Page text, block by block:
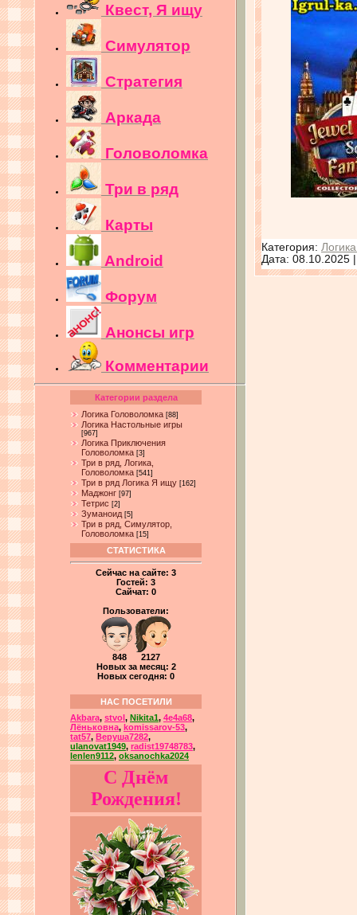
Квест, Я ищу
Симулятор
Стратегия
Аркада
Головоломка
Три в ряд
Карты
Android
Форум
Анонсы игр
Комментарии
Категории раздела
Логика Головоломка [88]
Логика Настольные игры
[967]
Логика Приключения
Головоломка [3]
Три в ряд, Логика,
Головоломка [541]
Три в ряд Логика Я ищу [162]
Маджонг [97]
Тетрис [2]
Зуманоид [5]
Три в ряд, Симулятор,
Головоломка [15]
СТАТИСТИКА
Сейчас на сайте: 3
Гостей: 3
Сайчат: 0
Пользователи:
848 2127
Новых за месяц: 2
Новых сегодня: 0
НАС ПОСЕТИЛИ
Akbara, stvol , Nikita1, 4e4a68,
Лёньковна, komissarov-53,
tat57, Веруша7282,
ulanovat1949, radist19748783,
lenlen9112, oksanochka2024
С Днём
Рождения!
Категория:
Дата: 08.10.2025